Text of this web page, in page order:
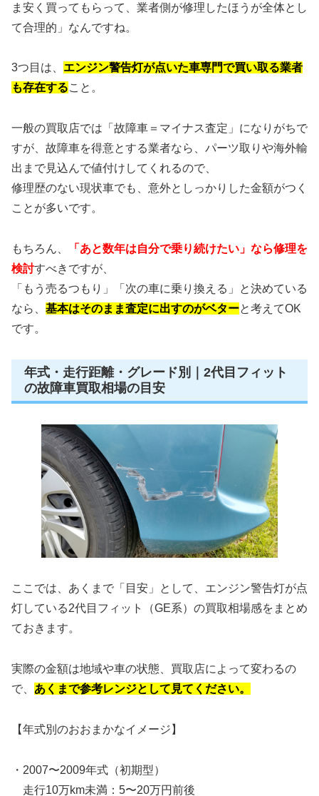
ま安く買ってもらって、業者側が修理したほうが全体とし
て合理的」なんですね。
3つ目は、 エンジン警告灯が点いた車専門で買い取る業者
も存在すること。
一般の買取店では「故障車＝マイナス査定」になりがちで
すが、故障車を得意とする業者なら、パーツ取りや海外輸
出まで見込んで値付けしてくれるので、
修理歴のない現状車でも、意外としっかりした金額がつく
ことが多いです。
もちろん、
「あと数年は自分で乗り続けたい」なら修理を
検討すべきですが、
「もう売るつもり」「次の車に乗り換える」と決めている
なら、 基本はそのまま査定に出すのがベターと考えてOK
です。
年式・走行距離・グレード別｜2代目フィット
の故障車買取相場の目安
ここでは、あくまで「目安」として、エンジン警告灯が点
灯している2代目フィット（GE系）の買取相場感をまとめ
ておきます。
実際の金額は地域や車の状態、買取店によって変わるの
で、 あくまで参考レンジとして見てください。
【年式別のおおまかなイメージ】
・2007〜2009年式（初期型）
走行10万km未満：5〜20万円前後